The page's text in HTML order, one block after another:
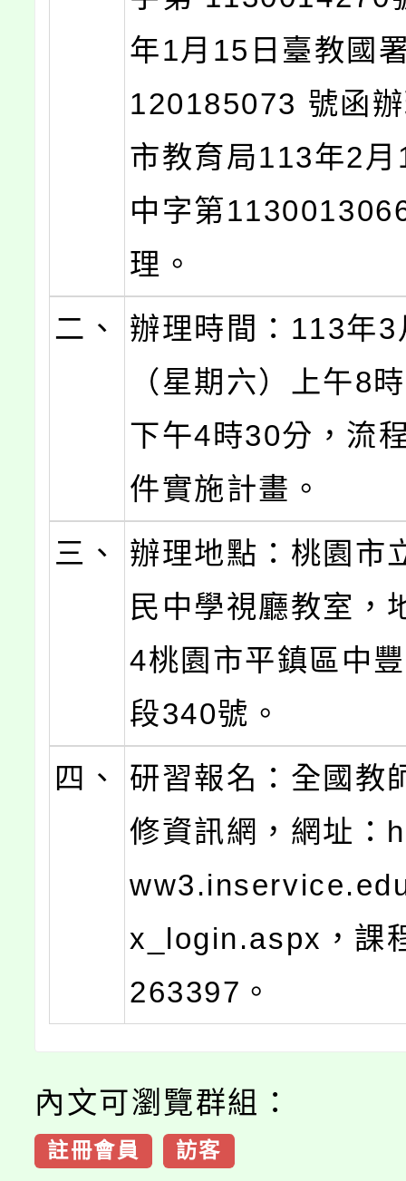
年1月15日臺教國
120185073 號函
市教育局113年2
中字第
理。
二、
辦理時間：113年
（星期六）上午8
下午4時30分，流
件實施計畫。
三、
辦理地點：桃園市
民中學視廳教室，
4桃園市平鎮區中
段340號。
四、
研習報名：全國教
修資訊網，網址：
x_login.aspx，課
263397。
內文可瀏覽群組：
註冊會員 訪客